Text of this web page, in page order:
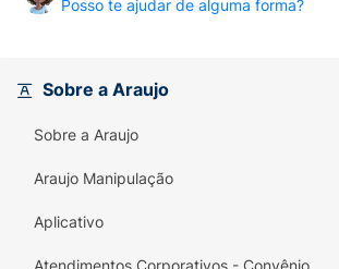
Posso te ajudar de alguma forma?
Sobre a Araujo
Sobre a Araujo
Araujo Manipulação
Aplicativo
Atendimentos Corporativos - Convênio